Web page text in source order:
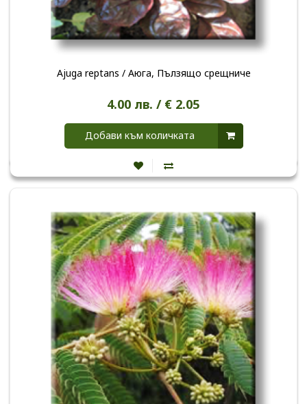
Ajuga reptans / Аюга, Пълзящо срещниче
4.00 лв. / € 2.05
Добави към количката